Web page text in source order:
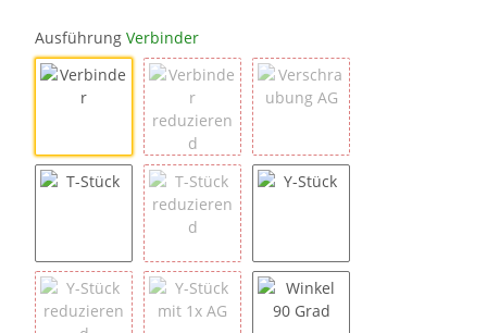
Ausführung Verbinder
Verbinder Verbinder reduzierendVerschraubung AG
T-Stück T-Stück reduzierend
Y-Stück